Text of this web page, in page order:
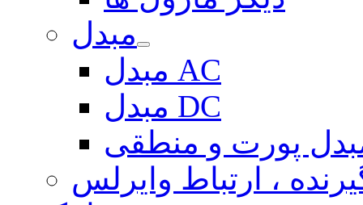
مبدل
مبدل AC
مبدل DC
پورت و منطقی
، ارتباط وایرلس